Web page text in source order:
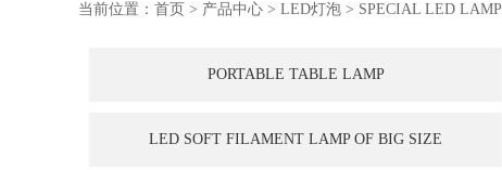
当前位置： 首页 > 产品中心 > LED灯泡 > SPECIAL LED LAMP
PORTABLE TABLE LAMP
LED SOFT FILAMENT LAMP OF BIG SIZE